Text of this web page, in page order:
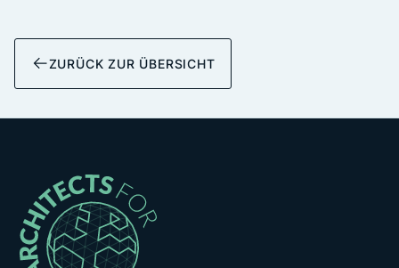
ZURÜCK ZUR ÜBERSICHT